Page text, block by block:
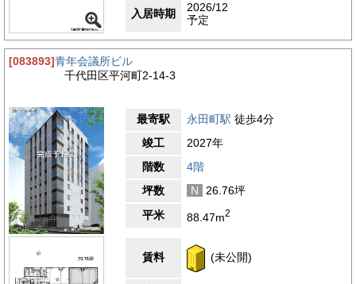
入居時期
2026/12
予定
[083893]青年会議所ビル
千代田区平河町2-14-3
最寄駅 永田町駅 徒歩4分
竣工
2027年
階数
4階
坪数
N
26.76坪
平米
88.47m2
賃料 (未公開)